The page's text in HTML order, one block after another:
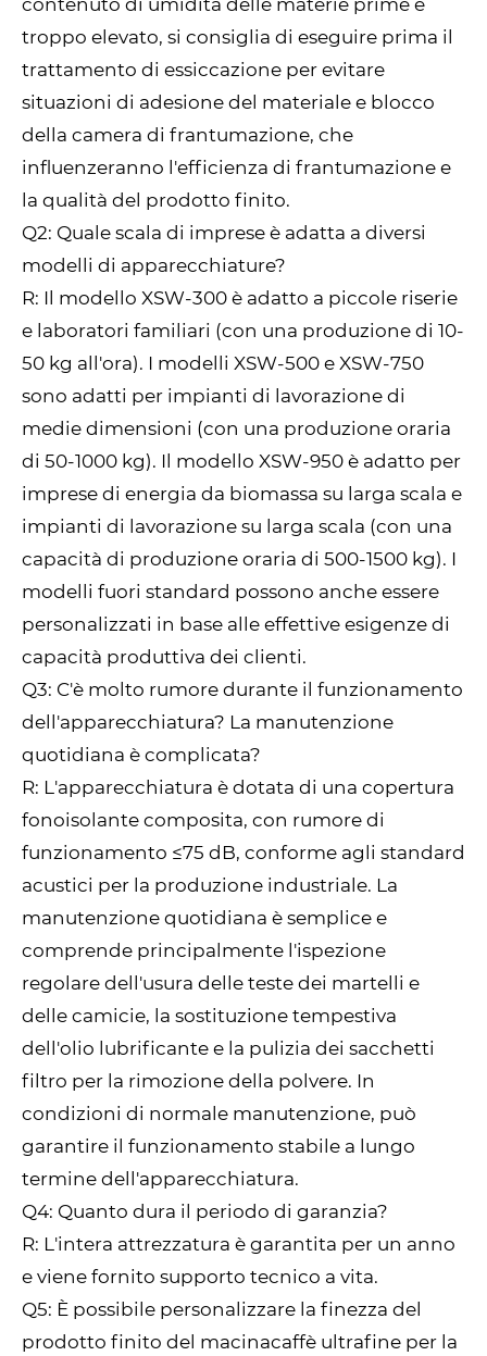
contenuto di umidità delle materie prime è
troppo elevato, si consiglia di eseguire prima il
trattamento di essiccazione per evitare
situazioni di adesione del materiale e blocco
della camera di frantumazione, che
influenzeranno l'efficienza di frantumazione e
la qualità del prodotto finito.
Q2: Quale scala di imprese è adatta a diversi
modelli di apparecchiature?
R: Il modello XSW-300 è adatto a piccole riserie
e laboratori familiari (con una produzione di 10-
50 kg all'ora). I modelli XSW-500 e XSW-750
sono adatti per impianti di lavorazione di
medie dimensioni (con una produzione oraria
di 50-1000 kg). Il modello XSW-950 è adatto per
imprese di energia da biomassa su larga scala e
impianti di lavorazione su larga scala (con una
capacità di produzione oraria di 500-1500 kg). I
modelli fuori standard possono anche essere
personalizzati in base alle effettive esigenze di
capacità produttiva dei clienti.
Q3: C'è molto rumore durante il funzionamento
dell'apparecchiatura? La manutenzione
quotidiana è complicata?
R: L'apparecchiatura è dotata di una copertura
fonoisolante composita, con rumore di
funzionamento ≤75 dB, conforme agli standard
acustici per la produzione industriale. La
manutenzione quotidiana è semplice e
comprende principalmente l'ispezione
regolare dell'usura delle teste dei martelli e
delle camicie, la sostituzione tempestiva
dell'olio lubrificante e la pulizia dei sacchetti
filtro per la rimozione della polvere. In
condizioni di normale manutenzione, può
garantire il funzionamento stabile a lungo
termine dell'apparecchiatura.
Q4: Quanto dura il periodo di garanzia?
R: L'intera attrezzatura è garantita per un anno
e viene fornito supporto tecnico a vita.
Q5: È possibile personalizzare la finezza del
prodotto finito del macinacaffè ultrafine per la